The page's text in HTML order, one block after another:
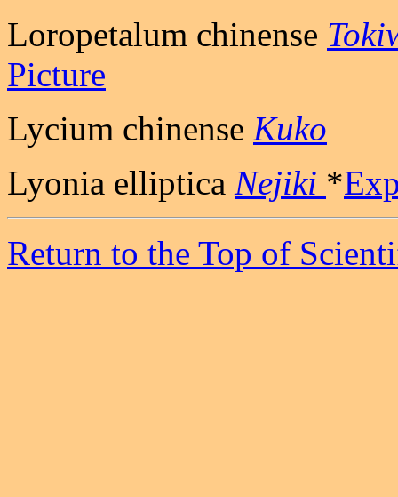
Loropetalum chinense
Picture
Lycium chinense Kuko
Lyonia elliptica Nejiki *
Return to the Top of